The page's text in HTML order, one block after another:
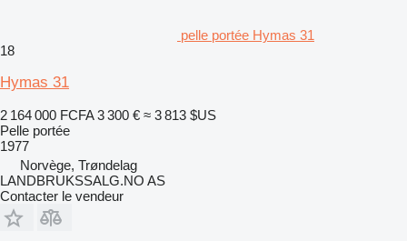
pelle portée Hymas 31
18
Hymas 31
2 164 000 FCFA 3 300 € ≈ 3 813 $US
Pelle portée
1977
Norvège, Trøndelag
LANDBRUKSSALG.NO AS
Contacter le vendeur